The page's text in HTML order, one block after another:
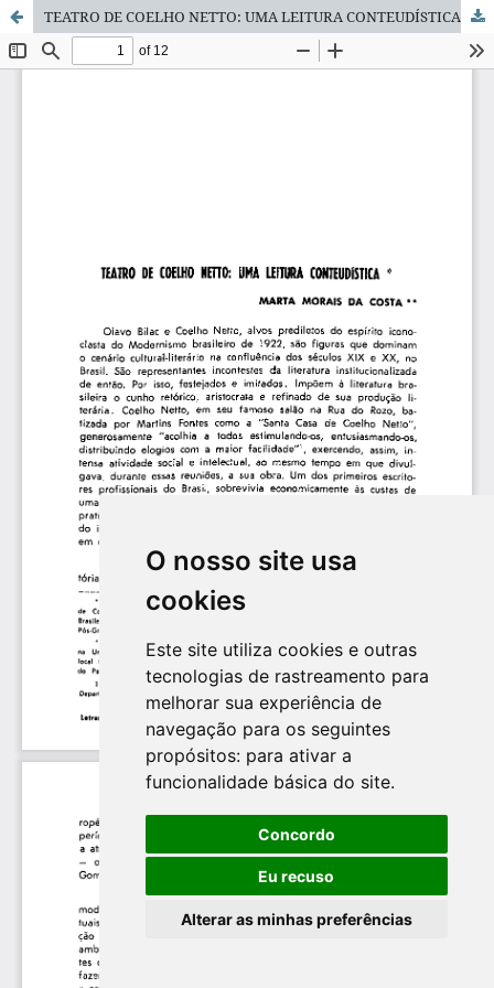
O nosso site usa
cookies
Este site utiliza cookies e outras
tecnologias de rastreamento para
melhorar sua experiência de
navegação para os seguintes
propósitos: para ativar a
funcionalidade básica do site.
Concordo
Eu recuso
Alterar as minhas preferências
TEATRO DE COELHO NETTO: UMA LEITURA CONTEUDÍSTICA